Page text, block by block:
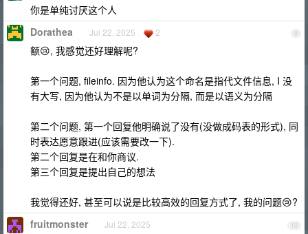
你是单纯讨厌这个人
9
Dorathea Jul 22, 2025 2
额😢, 我感觉还好理解呢?
第一个问题, fileinfo. 因为他认为这个命名是指代文件信息, I 没
有大写, 因为他认为不是以单词为分隔, 而是以语义为分隔
第二个问题, 第一个回复他明确说了没有(没做成码表的形式), 同
时表达愿意跟进(应该需要改一下).
第二个回复是在和你商议.
第三个回复是提出自己的想法
我觉得还好, 甚至可以说是比较高效的回复方式了, 我的问题😢?
10
fruitmonster Jul 22, 2025